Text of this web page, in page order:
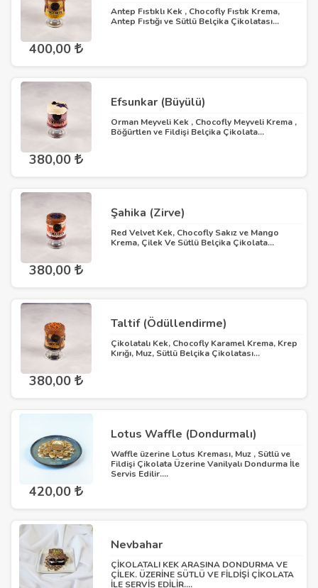
400,00
Antep Fıstıklı Kek , Chocofly Fıstık Krema,
Antep Fıstığı ve Sütlü Belçika Çikolatası...
380,00
Efsunkar (Büyülü)
Orman Meyveli Kek , Chocofly Meyveli Krema ,
Böğürtlen ve Fildişi Belçika Çikolata...
380,00
Şahika (Zirve)
Red Velvet Kek, Chocofly Sakız ve Mango
Krema, Çilek Ve Sütlü Belçika Çikolata...
380,00
Taltif (Ödüllendirme)
Çikolatalı Kek, Chocofly Karamel Krema, Krep
Kırığı, Muz, Sütlü Belçika Çikolatası...
420,00
Lotus Waffle (Dondurmalı)
Waffle üzerine Lotus Kreması, Muz , Sütlü ve
Fildişi Çikolata Üzerine Vanilyalı Dondurma İle
Servis Edilir....
Nevbahar
ÇİKOLATALI KEK ARASINA DONDURMA VE
ÇİLEK. ÜZERİNE SÜTLÜ VE FİLDİŞİ ÇİKOLATA
İLE SERVİS EDİLİR....